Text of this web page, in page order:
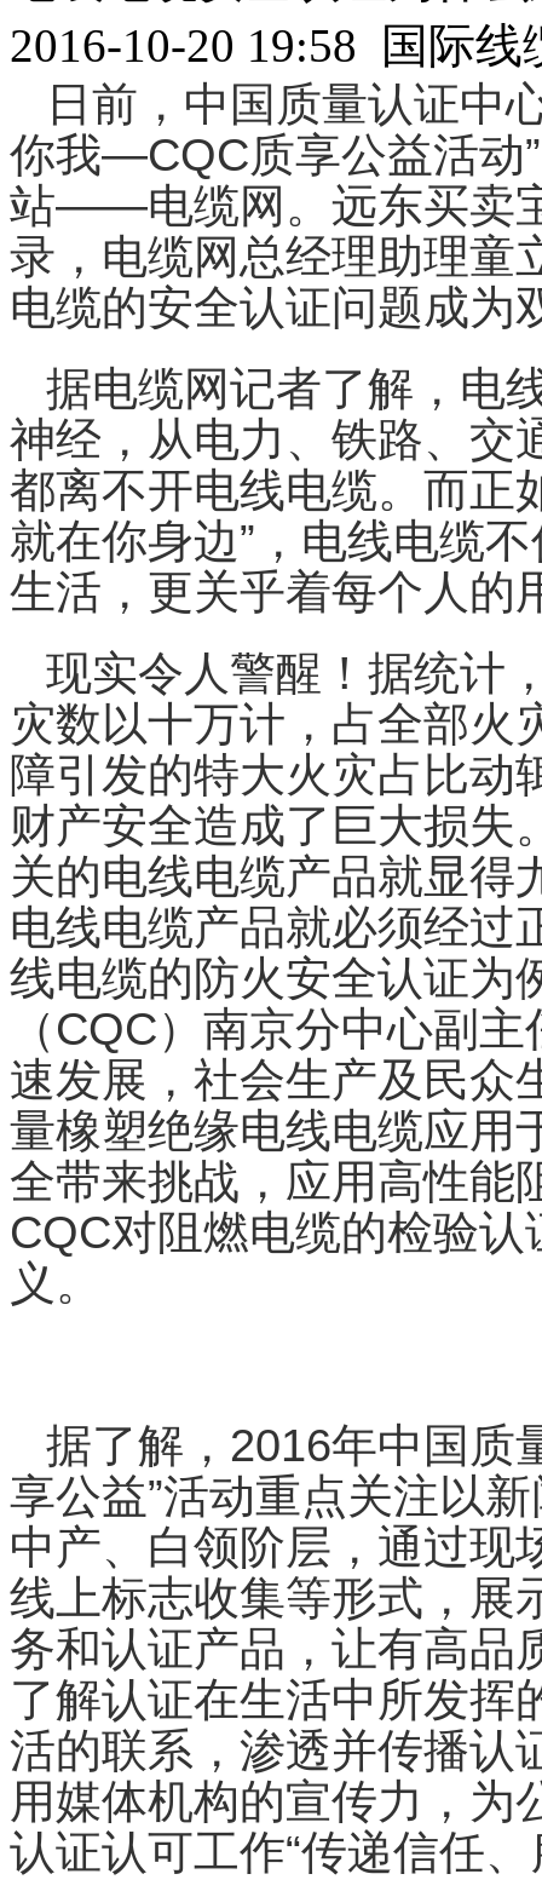
2016-10-20 19:58 国际
日前，中国质量认证中
你我—CQC质享公益活动
站——电缆网。远东买卖
录，电缆网总经理助理童
电缆的安全认证问题成为
据电缆网记者了解，电
神经，从电力、铁路、交
都离不开电线电缆。而正
就在你身边”，电线电缆
生活，更关乎着每个人的
现实令人警醒！据统计
灾数以十万计，占全部火
障引发的特大火灾占比动
财产安全造成了巨大损失
关的电线电缆产品就显得
电线电缆产品就必须经过
线电缆的防火安全认证为
（CQC）南京分中心副
速发展，社会生产及民众
量橡塑绝缘电线电缆应用
全带来挑战，应用高性能
CQC对阻燃电缆的检验
义。
据了解，2016年中国质
享公益”活动重点关注以
中产、白领阶层，通过现
线上标志收集等形式，展
务和认证产品，让有高品
了解认证在生活中所发挥
活的联系，渗透并传播认
用媒体机构的宣传力，为
认证认可工作“传递信任